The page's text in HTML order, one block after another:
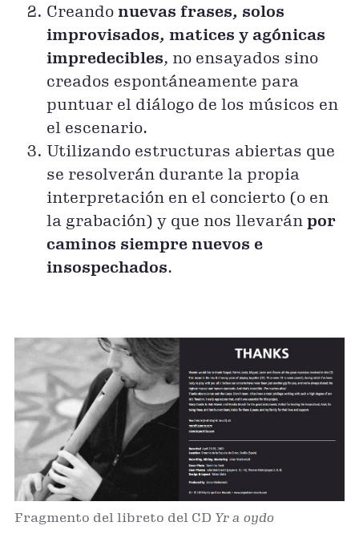
Creando nuevas frases, solos
improvisados, matices y agónicas
impredecibles, no ensayados sino
creados espontáneamente para
puntuar el diálogo de los músicos en
el escenario.
Utilizando estructuras abiertas que
se resolverán durante la propia
interpretación en el concierto (o en
la grabación) y que nos llevarán por
caminos siempre nuevos e
insospechados.
Fragmento del libreto del CD Yr a oydo